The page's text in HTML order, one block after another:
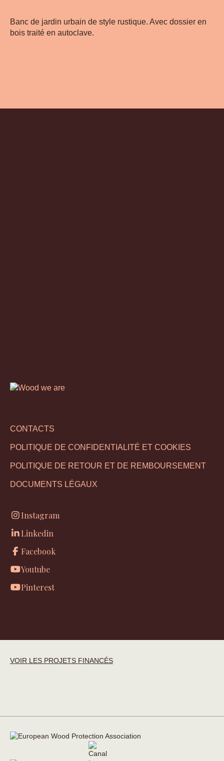
Banc de jardin urbain de style rustique. Avec dossier en
bois traité en autoclave.
CONTACTS
POLITIQUE DE CONFIDENTIALITÉ ET COOKIES
POLITIQUE DE RETOUR ET DE REMBOURSEMENT
DOCUMENTS LÉGAUX
Instagram
Linkedin
Facebook
Youtube
Pinterest
VOIR LES PROJETS FINANCÉS